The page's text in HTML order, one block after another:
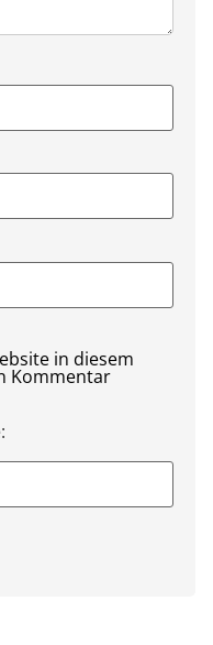
in diesem
Kommentar